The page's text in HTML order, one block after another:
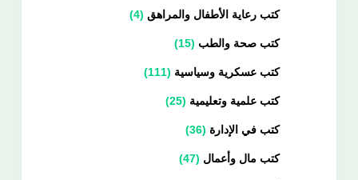
كتب رعاية الأطفال والمراهق 4
كتب صحة والطب 15
كتب عسكرية وسياسية 111
كتب علمية وتعليمية 25
كتب في الإدارة 36
كتب مال وأعمال 47